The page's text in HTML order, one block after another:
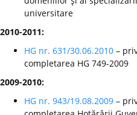
universitare
2010-2011:
HG nr. 631/30.06.2010 –
completarea HG 749-2009
2009-2010:
HG nr. 943/19.08.2009 –